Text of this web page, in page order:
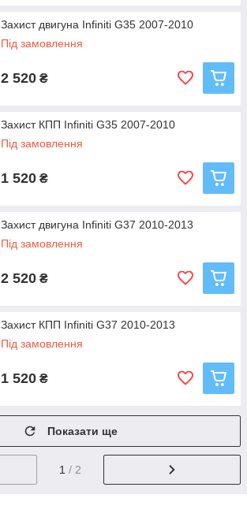
Захист двигуна Infiniti G35 2007-2010
Під замовлення
2 520 ₴
Захист КПП Infiniti G35 2007-2010
Під замовлення
1 520 ₴
Захист двигуна Infiniti G37 2010-2013
Під замовлення
2 520 ₴
Захист КПП Infiniti G37 2010-2013
Під замовлення
1 520 ₴
Показати ще
1 / 2